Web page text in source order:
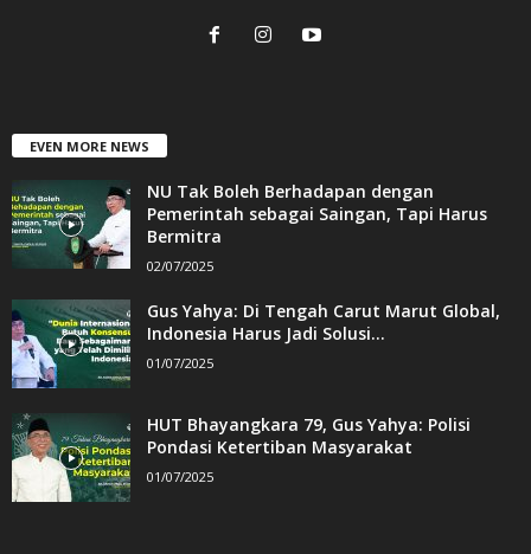
EVEN MORE NEWS
NU Tak Boleh Berhadapan dengan
Pemerintah sebagai Saingan, Tapi Harus
Bermitra
02/07/2025
Gus Yahya: Di Tengah Carut Marut Global,
Indonesia Harus Jadi Solusi...
01/07/2025
HUT Bhayangkara 79, Gus Yahya: Polisi
Pondasi Ketertiban Masyarakat
01/07/2025